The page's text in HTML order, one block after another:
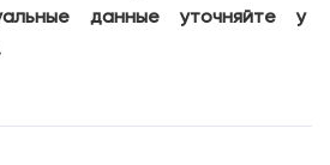
данные уточняйте у